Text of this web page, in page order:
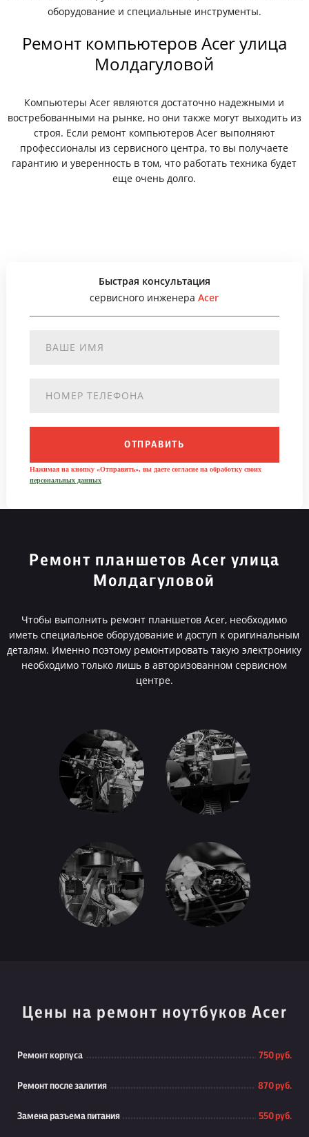
оборудование и специальные инструменты.
Ремонт компьютеров Acer улица
Молдагуловой
Компьютеры Acer являются достаточно надежными и
востребованными на рынке, но они также могут выходить из
строя. Если ремонт компьютеров Acer выполняют
профессионалы из сервисного центра, то вы получаете
гарантию и уверенность в том, что работать техника будет
еще очень долго.
Быстрая консультация
сервисного инженераAcer
ОТПРАВИТЬ
Нажимая на кнопку «Отправить», вы даете согласие на обработку своих
персональных данных
Ремонт планшетов Acer улица
Молдагуловой
Чтобы выполнить ремонт планшетов Acer, необходимо
иметь специальное оборудование и доступ к оригинальным
деталям. Именно поэтому ремонтировать такую электронику
необходимо только лишь в авторизованном сервисном
центре.
Цены на ремонт ноутбуков Acer
Ремонт корпуса 750 руб.
Ремонт после залития 870 руб.
Замена разъема питания 550 руб.